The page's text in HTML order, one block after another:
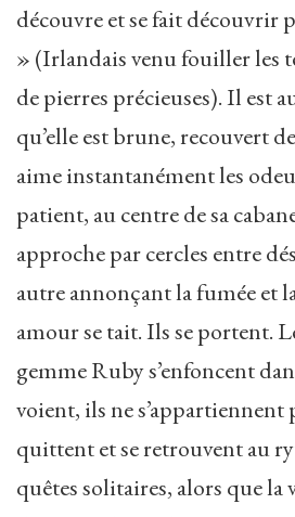
découvre et se fait découvrir
» (Irlandais venu fouiller les
de pierres précieuses). Il est
qu’elle est brune, recouvert
aime instantanément les
patient, au centre de sa
approche par cercles entre
autre annonçant la fumée et
amour se tait. Ils se portent.
gemme Ruby s’enfoncent
voient, ils ne s’appartiennent
quittent et se retrouvent au
quêtes solitaires, alors que